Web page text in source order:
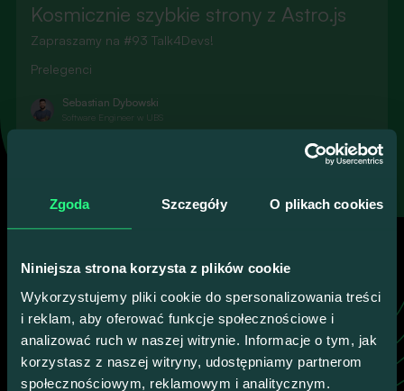
Zgoda Szczegóły O plikach cookies
Niniejsza strona korzysta z plików cookie
Wykorzystujemy pliki cookie do spersonalizowania treści
i reklam, aby oferować funkcje społecznościowe i
analizować ruch w naszej witrynie. Informacje o tym, jak
korzystasz z naszej witryny, udostępniamy partnerom
społecznościowym, reklamowym i analitycznym.
Kosmicznie szybkie strony z Astro.js
Zapraszamy na #93 Talk4Devs!
Prelegenci
Sebastian Dybowski
Software Engineer w UBS
100% KONKRETU, ŻADNEGO LANIA WODY
Zobacz pozostałych
gości Talk4Devs
Poznaj wszystkich